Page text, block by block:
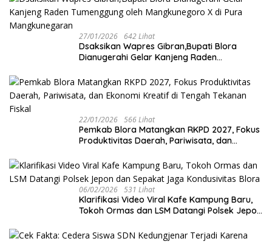
27/01/2026 642 Lihat
‎Dsaksikan Wapres Gibran,Bupati Blora
Dianugerahi Gelar Kanjeng Raden
Mangkunegaran
22/01/2026 566 Lihat
‎Pemkab Blora Matangkan RKPD 2027, Fokus
Produktivitas Daerah, Pariwisata, dan
06/02/2026 531 Lihat
‎Klarifikasi Video Viral Kafe Kampung Baru,
Tokoh Ormas dan LSM Datangi Polsek Jepon